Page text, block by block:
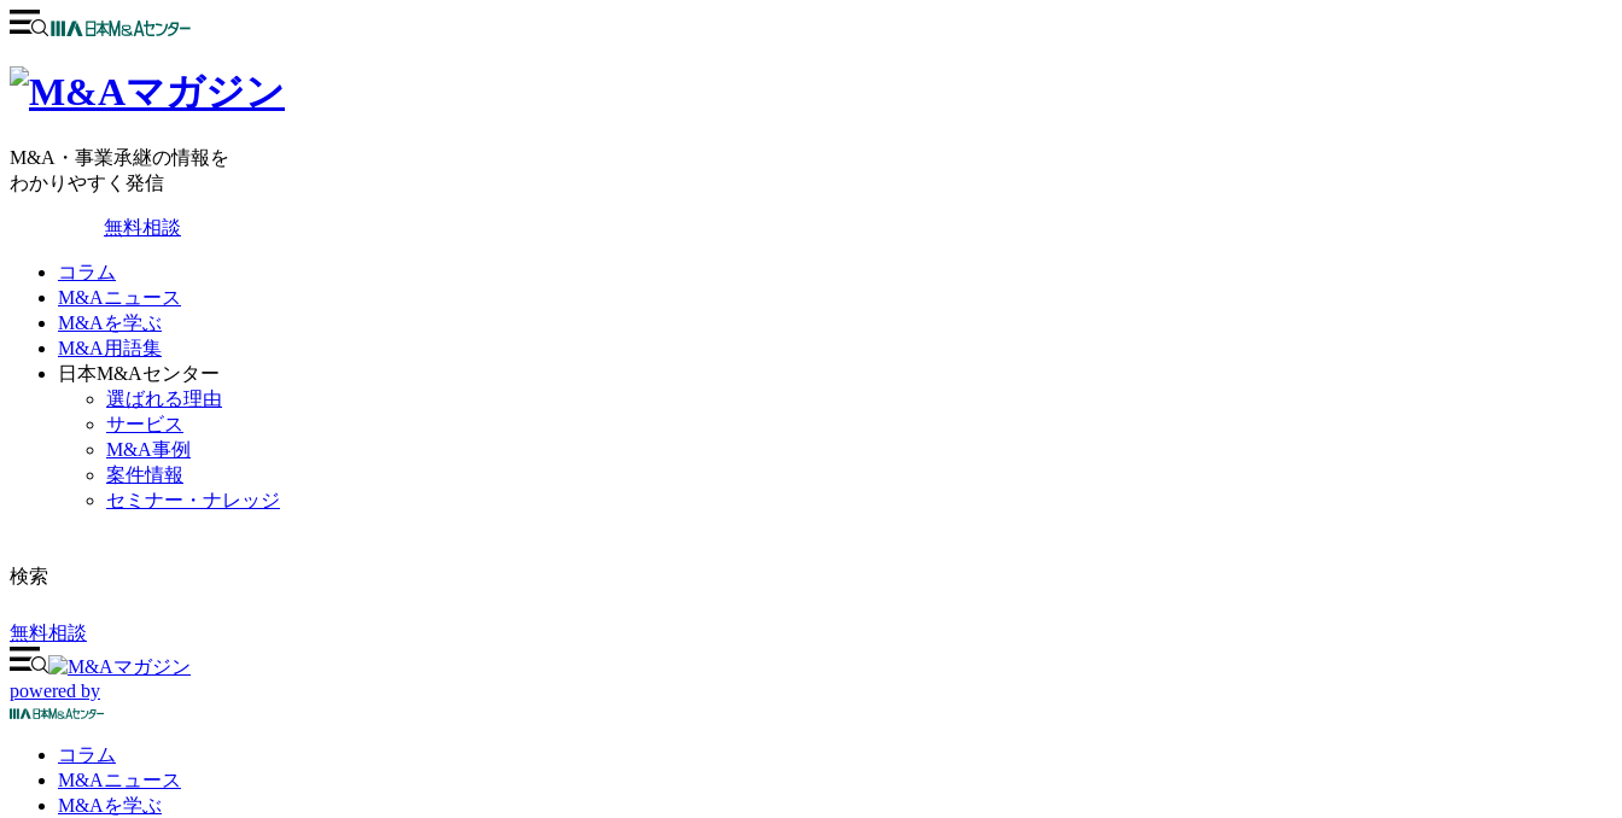
M&A・事業承継の情報を
わかりやすく発信
無料相談
コラム
M&Aニュース
M&Aを学ぶ
M&A用語集
日本M&Aセンター
選ばれる理由
サービス
M&A事例
案件情報
セミナー・ナレッジ
検索
無料相談
powered by
コラム
M&Aニュース
M&Aを学ぶ